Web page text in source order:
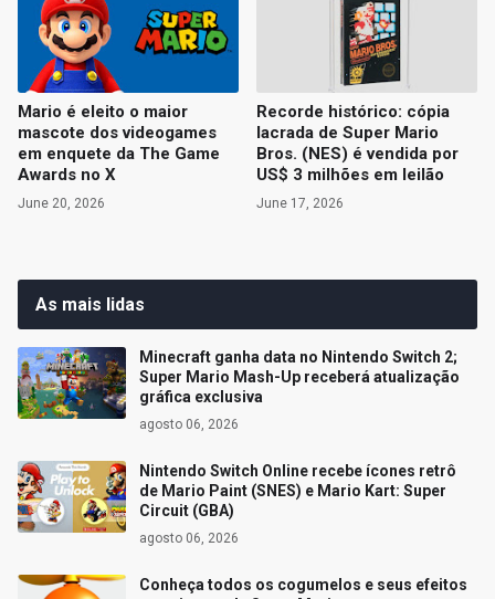
Mario é eleito o maior
mascote dos videogames
em enquete da The Game
Awards no X
June 20, 2026
Recorde histórico: cópia
lacrada de Super Mario
Bros. (NES) é vendida por
US$ 3 milhões em leilão
June 17, 2026
As mais lidas
Minecraft ganha data no Nintendo Switch 2;
Super Mario Mash-Up receberá atualização
gráfica exclusiva
agosto 06, 2026
Nintendo Switch Online recebe ícones retrô
de Mario Paint (SNES) e Mario Kart: Super
Circuit (GBA)
agosto 06, 2026
Conheça todos os cogumelos e seus efeitos